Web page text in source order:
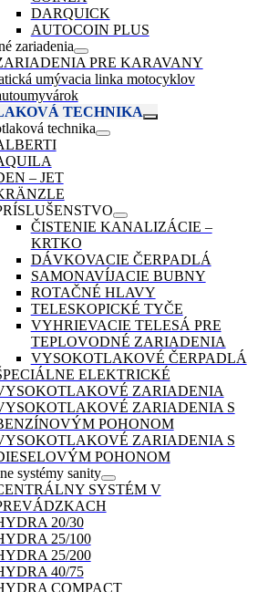
DARQUICK
AUTOCOIN PLUS
zariadenia
PRE KARAVANY
umývacia linka motocyklov
TECHNIKA
technika
– JET
ČISTENIE KANALIZÁCIE –
KRTKO
DÁVKOVACIE ČERPADLÁ
SAMONAVÍJACIE BUBNY
ROTAČNÉ HLAVY
TELESKOPICKÉ TYČE
VYHRIEVACIE TELESÁ PRE
TEPLOVODNÉ ZARIADENIA
VYSOKOTLAKOVÉ ČERPADLÁ
ELEKTRICKÉ
ZARIADENIA
ZARIADENIA S
POHONOM
ZARIADENIA S
POHONOM
systémy sanity
SYSTÉM V
20/30
25/100
25/200
40/75
COMPACT